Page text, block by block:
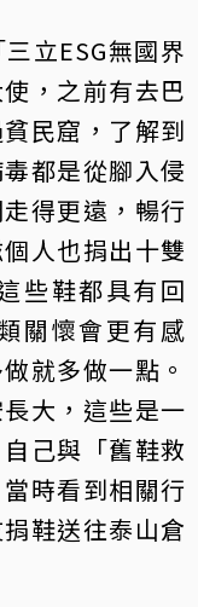
立ESG無國界
，之前有去巴
民窟，了解到
都是從腳入侵
得更遠，暢行
人也捐出十雙
些鞋都具有回
關懷會更有感
就多做一點。
大，這些是一
己與「舊鞋救
時看到相關行
鞋送往泰山倉